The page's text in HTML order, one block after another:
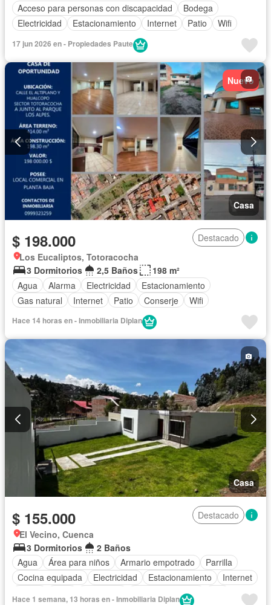
Acceso para personas con discapacidad
Bodega
Electricidad
Estacionamiento Internet Patio Wifi
17 jun 2026 en - Propiedades Paute
Nuevo
Casa
$ 198.000
Destacado
Los Eucaliptos, Totoracocha
3 Dormitorios
2,5 Baños
198 m²
Agua
Alarma Electricidad
Estacionamiento
Gas natural
Internet Patio Conserje Wifi
Hace 14 horas en - Inmobiliaria Diplan
Casa
$ 155.000
Destacado
El Vecino, Cuenca
3 Dormitorios
2 Baños
Agua
Área para niños Armario empotrado
Parrilla
Cocina equipada
Electricidad Estacionamiento
Internet
Vista panorámica
Hace 1 semana, 13 horas en - Inmobiliaria Diplan